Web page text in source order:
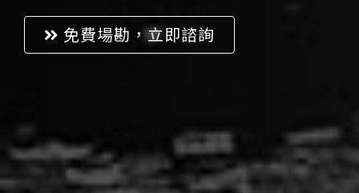
免費場勘，立即諮詢